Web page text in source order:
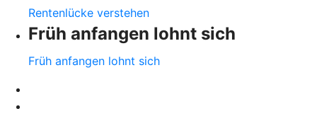
Rentenlücke verstehen
Früh anfangen lohnt sich
Früh anfangen lohnt sich